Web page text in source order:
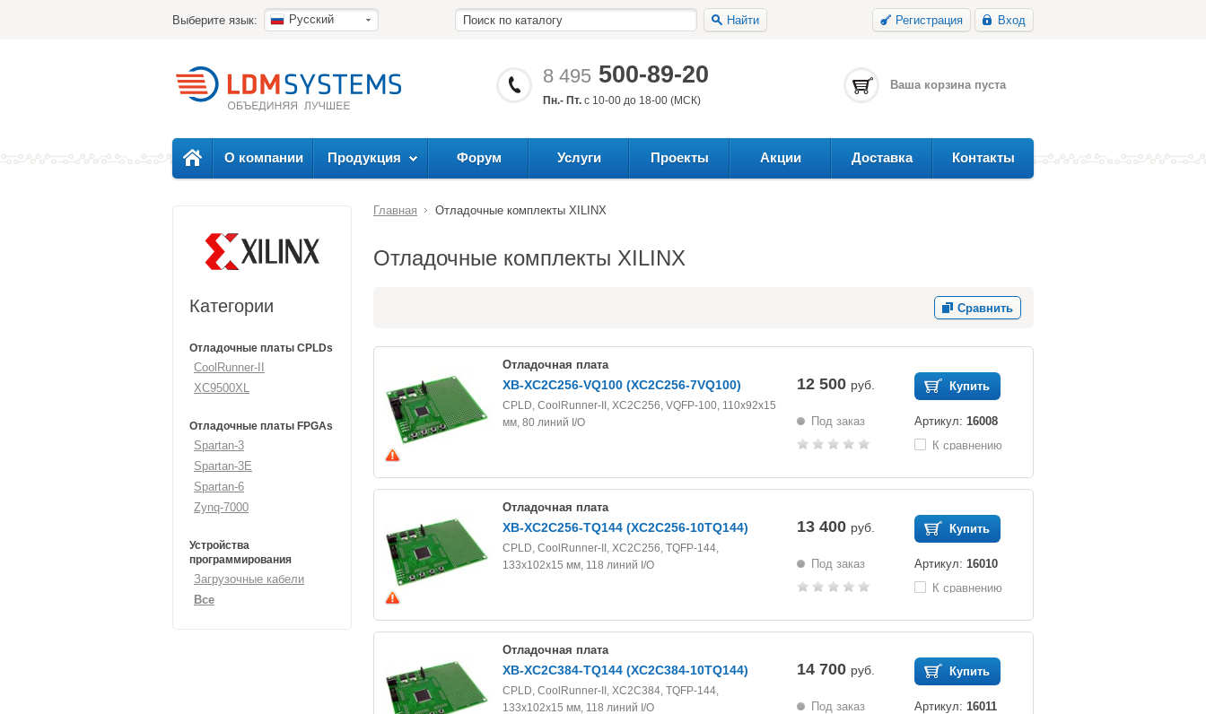
Выберите язык: Русский Найти Регистрация Вход
8 495 500-89-20
Пн.- Пт. с 10-00 до 18-00 (МСК)
Ваша корзина пуста
О компании Продукция Форум Услуги Проекты Акции Доставка Контакты
Главная Отладочные комплекты XILINX
Отладочные комплекты XILINX
Сравнить
Отладочная плата
XB-XC2C256-VQ100 (XC2C256-7VQ100)
CPLD, СoolRunner-II, XC2C256, VQFP-100, 110х92х15
мм, 80 линий I/O
12 500 руб.
Под заказ
Купить
Артикул: 16008
К сравнению
Отладочная плата
XB-XC2C256-TQ144 (XC2C256-10TQ144)
CPLD, СoolRunner-II, XC2C256, TQFP-144,
133х102х15 мм, 118 линий I/O
13 400 руб.
Под заказ
Купить
Артикул: 16010
К сравнению
Отладочная плата
XB-XC2C384-TQ144 (XC2C384-10TQ144)
CPLD, СoolRunner-II, XC2C384, TQFP-144,
133х102х15 мм, 118 линий I/O
14 700 руб.
Под заказ
Купить
Артикул: 16011
Категории
Отладочные платы CPLDs
CoolRunner-II
XC9500XL
Отладочные платы FPGAs
Spartan-3
Spartan-3E
Spartan-6
Zynq-7000
Устройства
программирования
Загрузочные кабели
Все